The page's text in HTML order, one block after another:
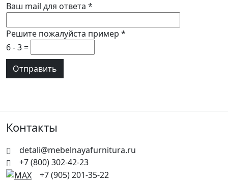
Ваш mail для ответа *
Решите пожалуйста пример *
6 - 3 =
Контакты
detali@mebelnayafurnitura.ru
+7 (800) 302-42-23
+7 (905) 201-35-22